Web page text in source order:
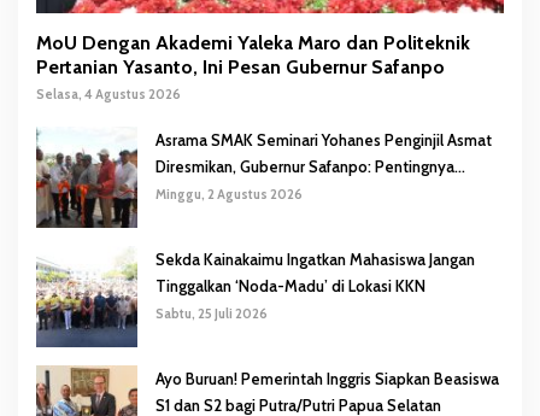
MoU Dengan Akademi Yaleka Maro dan Politeknik
Pertanian Yasanto, Ini Pesan Gubernur Safanpo
Selasa, 4 Agustus 2026
Asrama SMAK Seminari Yohanes Penginjil Asmat
Diresmikan, Gubernur Safanpo: Pentingnya
Pendidikan Karakter
Minggu, 2 Agustus 2026
Sekda Kainakaimu Ingatkan Mahasiswa Jangan
Tinggalkan ‘Noda-Madu’ di Lokasi KKN
Sabtu, 25 Juli 2026
Ayo Buruan! Pemerintah Inggris Siapkan Beasiswa
S1 dan S2 bagi Putra/Putri Papua Selatan